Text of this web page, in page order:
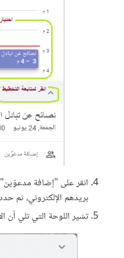
انقر على "إضافة مدعوّين"
بريدهم الإلكتروني، ثم
تشير اللوحة التي تلي